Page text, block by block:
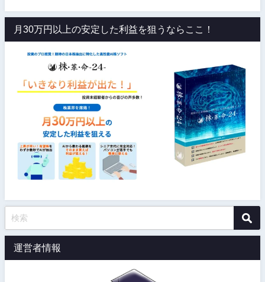
月30万円以上の安定した利益を狙うならここ！
運営者情報